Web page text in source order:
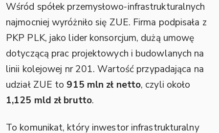
Wśród spółek przemysłowo-infrastrukturalnych
najmocniej wyróżniło się ZUE. Firma podpisała z
PKP PLK, jako lider konsorcjum, dużą umowę
dotyczącą prac projektowych i budowlanych na
linii kolejowej nr 201. Wartość przypadająca na
udział ZUE to 915 mln zł netto, czyli około
1,125 mld zł brutto.
To komunikat, który inwestor infrastrukturalny